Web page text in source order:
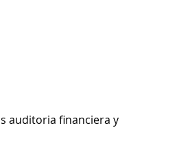
auditoria financiera y